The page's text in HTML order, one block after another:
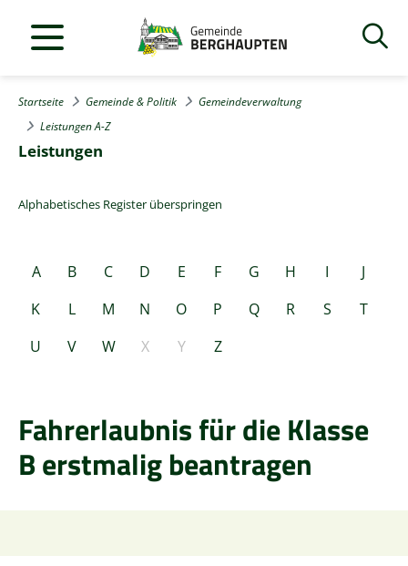
Startseite Gemeinde & Politik
Gemeindeverwaltung
Leistungen A-Z
Leistungen
Alphabetisches Register überspringen
A B C D E F G H I
J
K
L M N O P Q R S
T
U
V W X Y Z
Fahrerlaubnis für die Klasse
B erstmalig beantragen